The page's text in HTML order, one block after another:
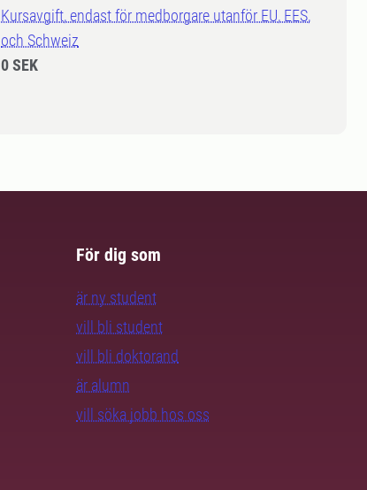
Kursavgift, endast för medborgare utanför EU, EES,
och Schweiz
0 SEK
För dig som
är ny student
vill bli student
vill bli doktorand
är alumn
vill söka jobb hos oss